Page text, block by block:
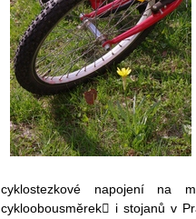
cyklostezkové napojení
cykloobousměrek i stojanů v